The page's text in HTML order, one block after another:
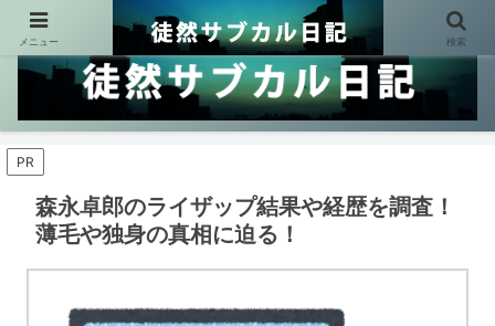
PR
森永卓郎のライザップ結果や経歴を調査！
薄毛や独身の真相に迫る！
メニュー 検索